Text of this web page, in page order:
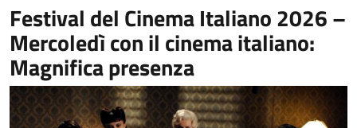
Festival del Cinema Italiano 2026 –
Mercoledì con il cinema italiano:
Magnifica presenza